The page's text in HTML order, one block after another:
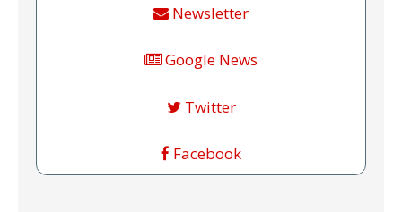
Newsletter
Google News
Twitter
Facebook